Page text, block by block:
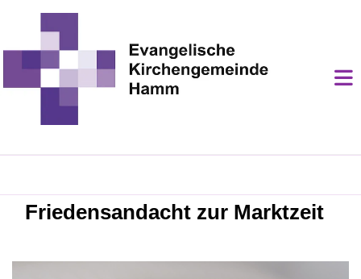
Friedensandacht zur Marktzeit